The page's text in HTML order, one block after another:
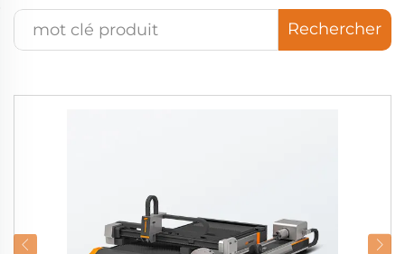
Rechercher